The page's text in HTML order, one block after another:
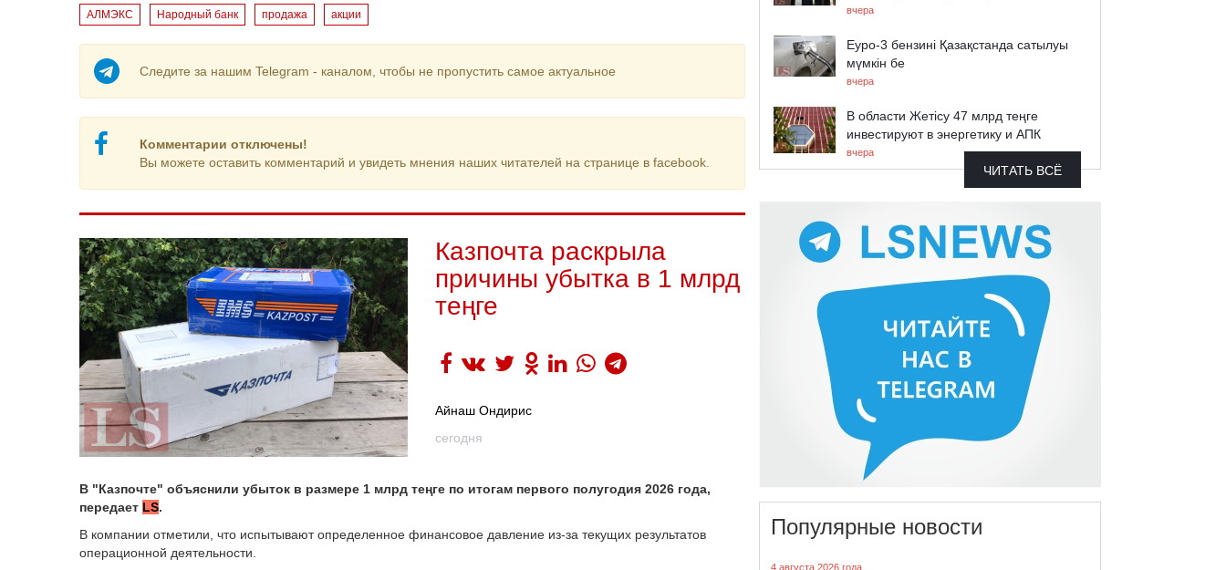
АЛМЭКС Народный банк продажа акции
Следите за нашим Telegram - каналом, чтобы не пропустить самое актуальное
Комментарии отключены!
Вы можете оставить комментарий и увидеть мнения наших читателей на странице в facebook.
Казпочта раскрыла
причины убытка в 1 млрд
теңге
Айнаш Ондирис
сегодня
В "Казпочте" объяснили убыток в размере 1 млрд теңге по итогам первого полугодия 2026 года,
передает LS.
В компании отметили, что испытывают определенное финансовое давление из-за текущих результатов
операционной деятельности.
вчера
Еуро-3 бензині Қазақстанда сатылуы
мүмкін бе
вчера
В области Жетісу 47 млрд теңге
инвестируют в энергетику и АПК
вчера
ЧИТАТЬ ВСЁ
Популярные новости
4 августа 2026 года